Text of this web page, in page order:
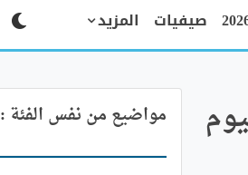
صيفيات المزيد
مواضيع من نفس الفئة :